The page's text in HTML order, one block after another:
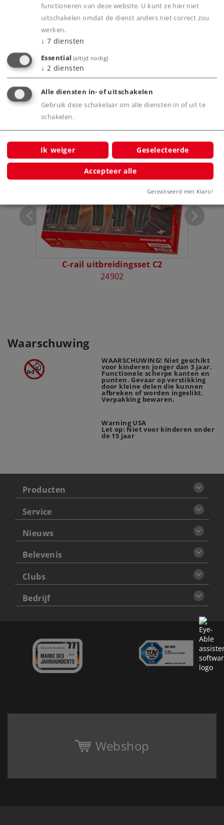
Productinfo
Digitale functies
Bijbehorende producten
C-rail uitbreidingsset C2
24902
Waarschuwing
WAARSCHUWING! Niet geschikt
voor kinderen jonger dan 3 jaar.
Functionele scherpe kanten en
punten. Gevaar op verstikking
door kleine delen die kunnen
afbreken of worden ingeslikt.
Verpakking bewaren.
Warning USA
Let op: Niet voor kinderen onder
de 15 jaar
Producten
Service
Nieuws
Belevenis
Clubs
Bedrijf
Webshop
functioneren van deze website. U kunt ze hier niet
uitschakelen omdat de dienst anders niet correct zou
werken.
↓ 7 diensten
Essential (altijd nodig)
↓ 2 diensten
Alle diensten in- of uitschakelen
Gebruik deze schakelaar om alle diensten in of uit te
schakelen.
Ik weiger Geselecteerde
Accepteer alle
Gerealiseerd met Klaro!